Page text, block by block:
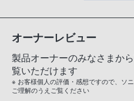
オーナーレビュー
製品オーナーのみなさまか
覧いただけます
※ お客様個人の評価・感想ですので、ソ
ご理解のうえご覧ください